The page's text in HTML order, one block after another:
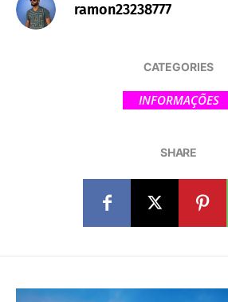
ramon23238777
CATEGORIES
INFORMAÇÕES
SHARE